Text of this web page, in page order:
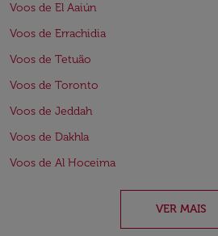
Voos de El Aaiún
Voos de Errachidia
Voos de Tetuão
Voos de Toronto
Voos de Jeddah
Voos de Dakhla
Voos de Al Hoceima
VER MAIS